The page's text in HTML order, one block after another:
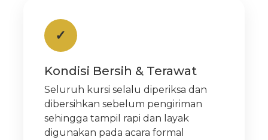
✓
Kondisi Bersih & Terawat
Seluruh kursi selalu diperiksa dan
dibersihkan sebelum pengiriman
sehingga tampil rapi dan layak
digunakan pada acara formal